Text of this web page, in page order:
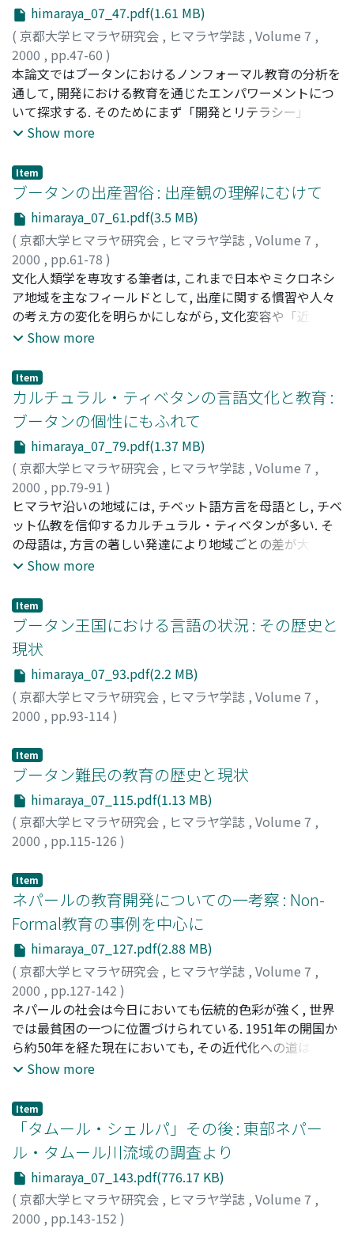
himaraya_07_47.pdf(1.61 MB)
( 京都大学ヒマラヤ研究会 , ヒマラヤ学誌 , Volume 7 ,
2000 , pp.47-60 )
吉田, 正純;Yoshida, Masazumi ;ヨシダ, マサズミ
本論文ではブータンにおけるノンフォーマル教育の分析を
通して, 開発における教育を通じたエンパワーメントにつ
いて探求する. そのためにまず「開発とリテラシー」・
「開発とジェンダー」の二つの領域でのノンフォーマル教
現在のブータンにおける(ポスト)リテラシー・プログラム
と女性の社会参加計画の政策・実践を分析し, エンパワー
メントの可能性を考察する.
Show more
Item
ブータンの出産習俗 : 出産観の理解にむけて
himaraya_07_61.pdf(3.5 MB)
( 京都大学ヒマラヤ研究会 , ヒマラヤ学誌 , Volume 7 ,
2000 , pp.61-78 )
安井, 眞奈美;Yasui, Manami;ヤスイ, マナミ
文化人類学を専攻する筆者は, これまで日本やミクロネシ
ア地域を主なフィールドとして, 出産に関する慣習や人々
の考え方の変化を明らかにしながら, 文化変容や「近代化J
について論じてきた. 今回, ブータン王国を訪れる機会を
りたいと考えた. 出産に注目することは, ブータンの死生観
を明らかにする切り口を得るばかりでなく, ブータンの医
療の現状を垣間見ることにもつながる. 本稿では, 筆者の現
地調査の成果に基づき, ブータンの伝統的な出産の方法や
出産に関する慣習を紹介し, あわせてティンプー総合病院
にて出産に立ち会った様子の記述を試みた. 90%以上の女
性が自宅で分娩している昨今, 出産環境の改善は最重要課
題のーっとみなされているが, それと同時に出産に関する
儀礼やさまざまな慣習, 人々の出産観を含めた広い視野で
の学際的な調査研究が待たれる.
Show more
Item
カルチュラル・ティベタンの言語文化と教育 :
ブータンの個性にもふれて
himaraya_07_79.pdf(1.37 MB)
( 京都大学ヒマラヤ研究会 , ヒマラヤ学誌 , Volume 7 ,
2000 , pp.79-91 )
月原, 敏博;Tsukihara, Toshohiro ;ツキハラ, トシヒロ
ヒマラヤ沿いの地域には, チベット語方言を母語とし, チベ
ット仏教を信仰するカルチュラル・ティベタンが多い. そ
の母語は, 方言の著しい発達により地域ごとの差が大きか
ったが, 文語として古典チベット語があり, それが地域を越
状況は20世紀後半の半世紀の聞に大きく変化した. 教育や
日常生活の場において, 母語や文語(古典チベット語)とい
う伝統的な言語使用が後退し, 逆に様々な外国語が受容さ
れてきたのである. しかも, その受容状況には大きな地域差
が生じた. 近年になって伝統的な言語の新たな高揚も生じ
てはいるものの, その勢いは外国語の学習・使用を低減す
るほどではない. 本稿ではこうした一連の言語変化の動向
治的な要因のほかに, カルチュラル・テイベタンの伝統的
文化に内在した性格のなかに, より究極的な要因があった
のではないかと指摘する.
Show more
Item
ブータン王国における言語の状況 : その歴史と
現状
himaraya_07_93.pdf(2.2 MB)
( 京都大学ヒマラヤ研究会 , ヒマラヤ学誌 , Volume 7 ,
2000 , pp.93-114)
Item
ブータン難民の教育の歴史と現状
himaraya_07_115.pdf(1.13 MB)
( 京都大学ヒマラヤ研究会 , ヒマラヤ学誌 , Volume 7 ,
2000 , pp.115-126 )
グホーファ, マンフレッド
Item
ネパールの教育開発についての一考察 : Non-
Formal教育の事例を中心に
himaraya_07_127.pdf(2.88 MB)
( 京都大学ヒマラヤ研究会 , ヒマラヤ学誌 , Volume 7 ,
2000 , pp.127-142 )
長岡, 智寿子;Nagaoka, Chizuko;ナガオカ, チズコ
ネパールの社会は今日においても伝統的色彩が強く, 世界
では最貧困の一つに位置づけられている. 1951年の開国か
ら約50年を経た現在においても, その近代化への道は, な
お遠いといって差し支えないだろう. ネパールの低開発を
ての南アジア, さらにその周辺としてのネパールという構
図が設定されるのではなかろうか. さらにネパール国内で
も「中心一周辺」という図式ができ上がってしまっている.
開発投資は都市部を中心に行なわれ, 地方には何もいきわ
たらないのが実状である. 上述のような実態を踏まえなが
ら, 人々のために役立つ開発とはどのようなものであるの
か. 人間が人間らしく生きていくためにも, 欠かせない営み
Show more
Item
「タムール・シェルパ」その後 : 東部ネパー
ル・タムール川流域の調査より
himaraya_07_143.pdf(776.17 KB)
( 京都大学ヒマラヤ研究会 , ヒマラヤ学誌 , Volume 7 ,
2000 , pp.143-152 )